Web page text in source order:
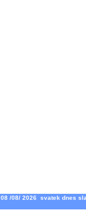
08 /08/ 2026 svatek dnes